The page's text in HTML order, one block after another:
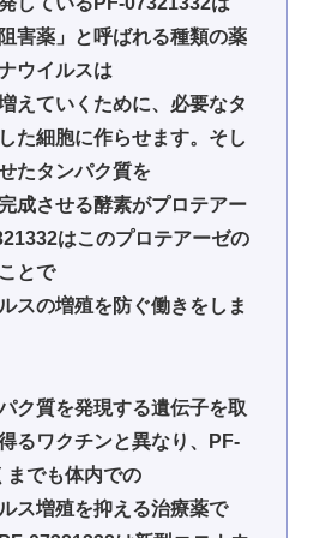
害薬」と呼ばれる種類の薬
ウイルスは
えていくために、必要なタ
た細胞に作らせます。そし
たタンパク質を
成させる酵素がプロテアー
はこのプロテアーゼの
とで
スの増殖を防ぐ働きをしま
ク質を発現する遺伝子を取
るワクチンと異なり、PF-
までも体内での
ス増殖を抑える治療薬で